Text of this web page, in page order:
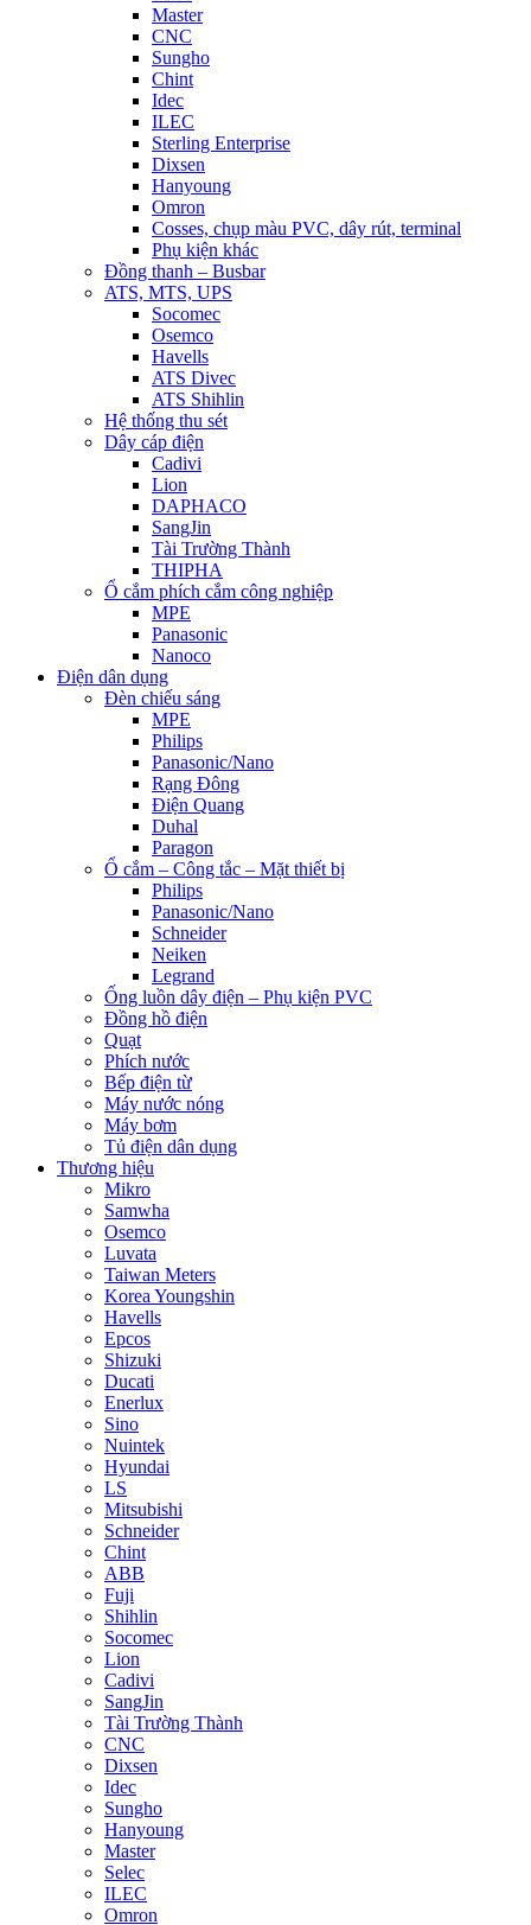
Master
CNC
Sungho
Chint
Idec
ILEC
Sterling Enterprise
Dixsen
Hanyoung
Omron
Cosses, chụp màu PVC, dây rút, terminal
Phụ kiện khác
Đồng thanh – Busbar
ATS, MTS, UPS
Socomec
Osemco
Havells
ATS Divec
ATS Shihlin
Hệ thống thu sét
Dây cáp điện
Cadivi
Lion
DAPHACO
SangJin
Tài Trường Thành
THIPHA
Ổ cắm phích cắm công nghiệp
MPE
Panasonic
Nanoco
Điện dân dụng
Đèn chiếu sáng
MPE
Philips
Panasonic/Nano
Rạng Đông
Điện Quang
Duhal
Paragon
Ổ cắm – Công tắc – Mặt thiết bị
Philips
Panasonic/Nano
Schneider
Neiken
Legrand
Ống luồn dây điện – Phụ kiện PVC
Đồng hồ điện
Quạt
Phích nước
Bếp điện từ
Máy nước nóng
Máy bơm
Tủ điện dân dụng
Thương hiệu
Mikro
Samwha
Osemco
Luvata
Taiwan Meters
Korea Youngshin
Havells
Epcos
Shizuki
Ducati
Enerlux
Sino
Nuintek
Hyundai
LS
Mitsubishi
Schneider
Chint
ABB
Fuji
Shihlin
Socomec
Lion
Cadivi
SangJin
Tài Trường Thành
CNC
Dixsen
Idec
Sungho
Hanyoung
Master
Selec
ILEC
Omron